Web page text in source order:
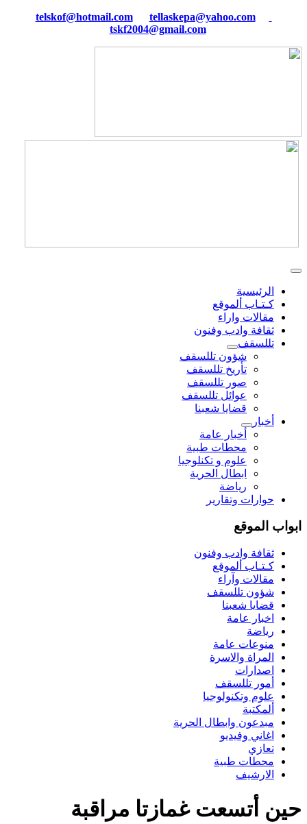
tellaskepa@yahoo.com
tskf2004@gmail.com
الرئيسية
كـتـاب ألموقع
مقالات واراء
ثقافة وادب وفنون
تللسقف
شؤون تللسقف
تأريخ تللسقف
صور تللسقف
عوائل تللسقف
قضايا شعبنا
أخبار
أخبار عامة
محطات طبية
علوم و تکنلوجیا
ابطال الحرية
رياضة
حوارات وتقارير
ابواب الموقع
ثقافة وادب وفنون
كـتـاب ألموقع
مقالات وآراء
شؤون تللسقف
قضايا شعبنا
اخبار عامة
رياضة
منوعات عامة
المراة والاسرة
اصدارات
أمور تللسقف
علوم وتكنولوجيا
ألمكتبة
مبدعون وابطال الحرية
اغاني وفيديو
تعازي
محطات طبية
الارشيف
حين أتسعت غمازتا مراقبة